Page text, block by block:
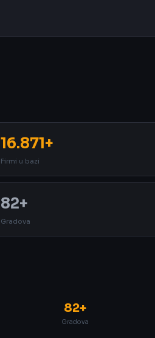
16.871+
Firmi u bazi
82+
Gradova
82+
Gradova